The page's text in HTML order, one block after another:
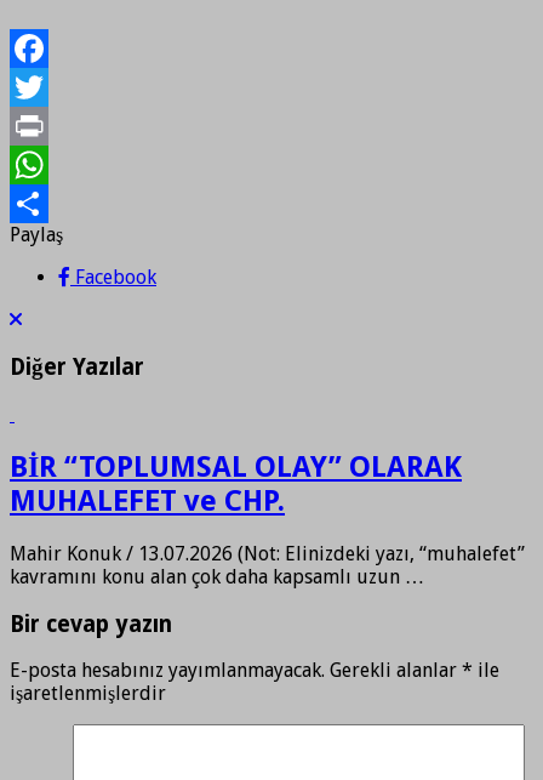
Facebook
Twitter
Print
WhatsApp
Paylaş
Paylaş
Facebook
Diğer Yazılar
BİR “TOPLUMSAL OLAY” OLARAK
MUHALEFET ve CHP.
Mahir Konuk / 13.07.2026 (Not: Elinizdeki yazı, “muhalefet”
kavramını konu alan çok daha kapsamlı uzun …
Bir cevap yazın
E-posta hesabınız yayımlanmayacak. Gerekli alanlar * ile
işaretlenmişlerdir